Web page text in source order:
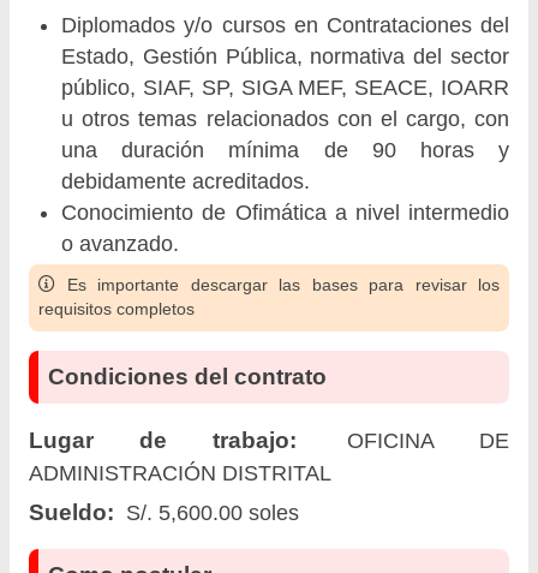
Diplomados y/o cursos en Contrataciones del
Estado, Gestión Pública, normativa del sector
público, SIAF, SP, SIGA MEF, SEACE, IOARR
u otros temas relacionados con el cargo, con
una duración mínima de 90 horas y
debidamente acreditados.
Conocimiento de Ofimática a nivel intermedio
o avanzado.
Es importante descargar las bases para revisar los
requisitos completos
Condiciones del contrato
Lugar de trabajo:
OFICINA DE
ADMINISTRACIÓN DISTRITAL
Sueldo: S/. 5,600.00 soles